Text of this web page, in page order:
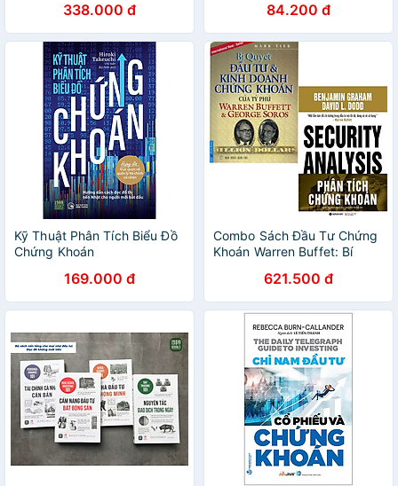
Của Một Thiên Tài Đầu Tư
Chứng Khoán - Richard
Smitten, Edwin Lefèvre -
Alpha Books
338.000 đ 84.200 đ
Kỹ Thuật Phân Tích Biểu Đồ
Chứng Khoán
169.000 đ
Combo Sách Đầu Tư Chứng
Khoán Warren Buffet: Bí
Chứng Khoán Của Tỷ Phú
Warren Buffett Và George
Soros + Phân Tích Chứng
Khoán (Bìa Cứng) (Kỹ Năng
Phân Tích & Đầu Tư Chứng
Khoán Của Người Chiến
Thắng Thị Trường)
621.500 đ